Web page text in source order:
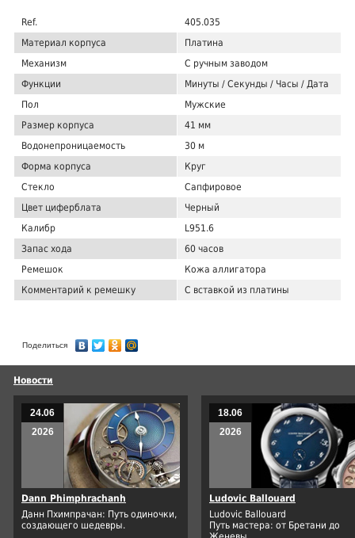
Ref.
405.035
Материал корпуса
Платина
Механизм
С ручным заводом
Функции
Минуты / Секунды / Часы / Дата
Пол
Мужские
Размер корпуса
41 мм
Водонепроницаемость
30 м
Форма корпуса
Круг
Стекло
Сапфировое
Цвет циферблата
Черный
Калибр
L951.6
Запас хода
60 часов
Ремешок
Кожа аллигатора
Комментарий к ремешку
С вставкой из платины
Поделиться
Новости
24.06
2026
Dann Phimphrachanh
Данн Пхимпрачан: Путь одиночки,
создающего шедевры.
18.06
2026
Ludovic Ballouard
Ludovic Ballouard
Путь мастера: от Бретани до